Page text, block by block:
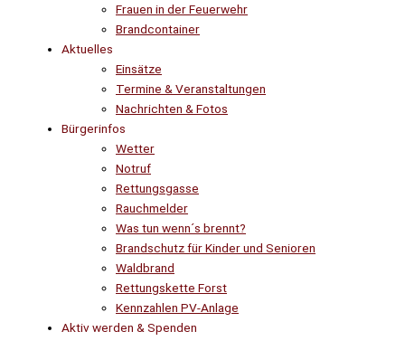
Frauen in der Feuerwehr
Brandcontainer
Aktuelles
Einsätze
Termine & Veranstaltungen
Nachrichten & Fotos
Bürgerinfos
Wetter
Notruf
Rettungsgasse
Rauchmelder
Was tun wenn´s brennt?
Brandschutz für Kinder und Senioren
Waldbrand
Rettungskette Forst
Kennzahlen PV-Anlage
Aktiv werden & Spenden